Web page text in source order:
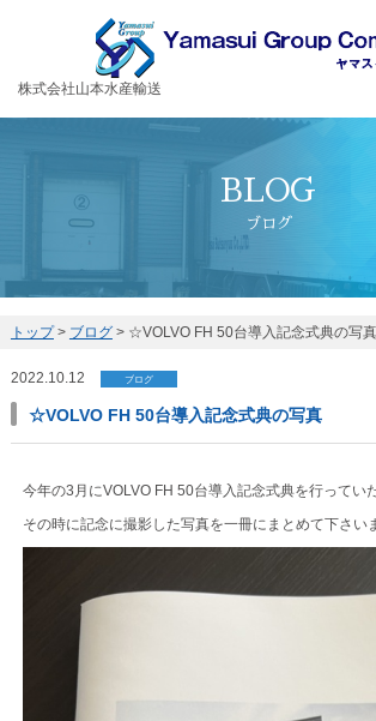
お客様の大切な荷物を安全・丁寧に運送する
株式会社山本水産輸送
BLOG
ブログ
トップ> ブログ> ☆VOLVO FH 50台導入記念式典の写真
2022.10.12 ブログ
☆VOLVO FH 50台導入記念式典の写真
今年の3月にVOLVO FH 50台導入記念式典を行ってい
その時に記念に撮影した写真を一冊にまとめて下さい